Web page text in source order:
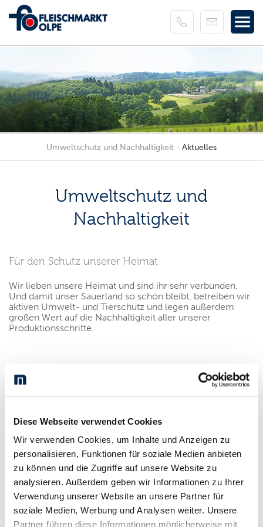
Diese Webseite verwendet Cookies
Wir verwenden Cookies, um Inhalte und Anzeigen zu
personalisieren, Funktionen für soziale Medien anbieten
zu können und die Zugriffe auf unsere Website zu
analysieren. Außerdem geben wir Informationen zu Ihrer
Verwendung unserer Website an unsere Partner für
soziale Medien, Werbung und Analysen weiter. Unsere
Partner führen diese Informationen möglicherweise mit
Umweltschutz und Nachhaltigkeit Aktuelles
Umweltschutz und
Nachhaltigkeit
Für den Schutz unserer Heimat
Wir lieben unsere Heimat und sind ihr sehr verbunden.
Und damit unser Sauerland so schön bleibt, betreiben wir
aktiven Umwelt- und Tierschutz und legen außerdem
großen Wert auf die Nachhaltigkeit aller unserer
Produktionsschritte.
Bewusster Umgang
Wir wissen, dass ein bewusster Umgang mit der Natur
für die Natur und damit für uns. Aus diesen Gründen
eine wirtschaftliche und effektive Energieproduktion
ermöglicht.
Vorteile des Blockheizkraftwerks